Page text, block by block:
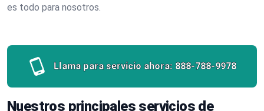
es todo para nosotros.
Llama para servicio ahora: 888-788-9978
Nuestros principales servicios de